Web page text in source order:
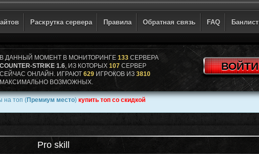
В ДАННЫЙ МОМЕНТ В МОНИТОРИНГЕ 133 СЕРВЕРА
COUNTER-STRIKE 1.6, ИЗ КОТОРЫХ 107 СЕРВЕР
СЕЙЧАС ОНЛАЙН. ИГРАЮТ 629 ИГРОКОВ ИЗ 3810
МАКСИМАЛЬНО ВОЗМОЖНЫХ.
ВОЙТИ
Раскрутка сервера Правила Обратная связь FAQ Банлист
на топ (Премиум место) купить топ со скидкой
Pro skill